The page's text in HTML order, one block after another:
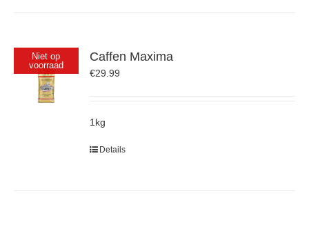
Niet op
voorraad
Caffen Maxima
€29.99
1kg
Details